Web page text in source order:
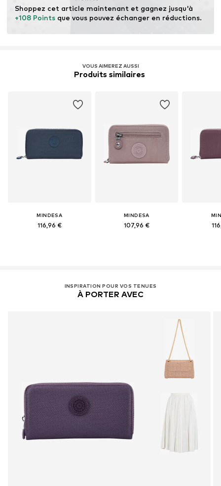
+108 Points que vous pouvez échanger en réductions.
VOUS AIMEREZ AUSSI
Produits similaires
MINDESA
116,96 €
MINDESA
107,96 €
INSPIRATION POUR VOS TENUES
À PORTER AVEC